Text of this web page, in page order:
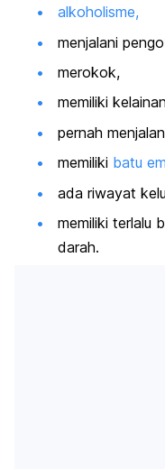
alkoholisme,
menjalani
merokok,
memiliki
pernah
memiliki batu
ada riwayat
memiliki terlalu
darah.